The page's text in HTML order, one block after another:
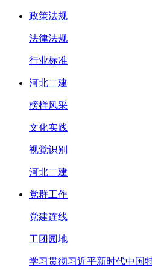
政策法规
法律法规
行业标准
河北二建
榜样风采
文化实践
视觉识别
河北二建
党群工作
党建连线
工团园地
学习贯彻习近平新时代中国